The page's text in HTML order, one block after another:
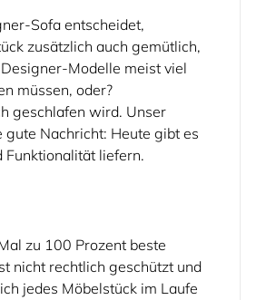
Sofa entscheidet,
zusätzlich auch gemütlich,
Modelle meist viel
müssen, oder?
geschlafen wird. Unser
gute Nachricht: Heute gibt es
Funktionalität liefern.
zu 100 Prozent beste
nicht rechtlich geschützt und
jedes Möbelstück im Laufe